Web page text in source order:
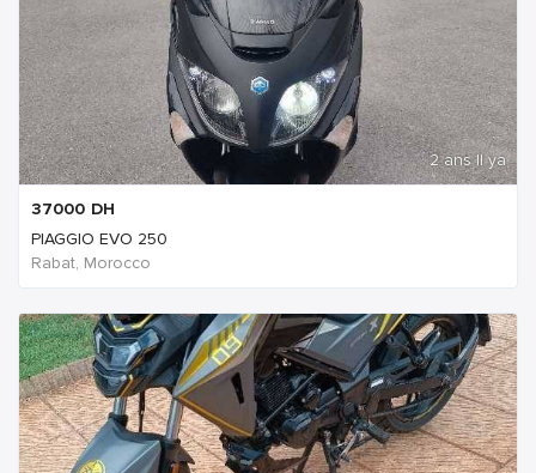
2 ans Il ya
37000 DH
PIAGGIO EVO 250
Rabat, Morocco